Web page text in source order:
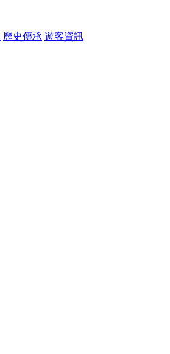
歷史傳承 遊客資訊